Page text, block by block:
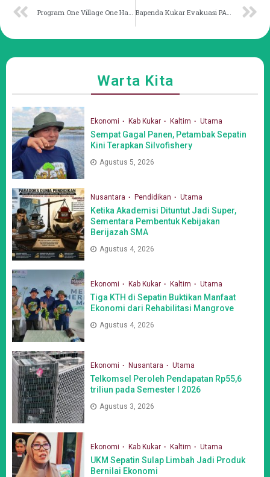
Program One Village One Hafidz Kukar Telurkan 200 Alumni Bapenda Kukar Evakuasi PAD Secara Berkala
Warta Kita
Ekonomi Kab Kukar Kaltim Utama
Sempat Gagal Panen, Petambak Sepatin
Kini Terapkan Silvofishery
Agustus 5, 2026
Nusantara Pendidikan Utama
Ketika Akademisi Dituntut Jadi Super,
Sementara Pembentuk Kebijakan
Berijazah SMA
Agustus 4, 2026
Ekonomi Kab Kukar Kaltim Utama
Tiga KTH di Sepatin Buktikan Manfaat
Ekonomi dari Rehabilitasi Mangrove
Agustus 4, 2026
Ekonomi Nusantara Utama
Telkomsel Peroleh Pendapatan Rp55,6
triliun pada Semester I 2026
Agustus 3, 2026
Ekonomi Kab Kukar Kaltim Utama
UKM Sepatin Sulap Limbah Jadi Produk
Bernilai Ekonomi